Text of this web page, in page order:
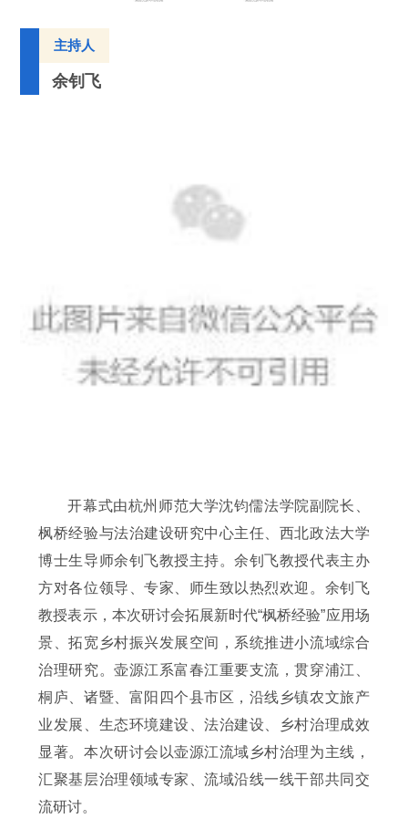
主持人
余钊飞
开幕式由杭州师范大学沈钧儒法学院副院长、
枫桥经验与法治建设研究中心主任、西北政法大学
博士生导师余钊飞教授主持。余钊飞教授代表主办
方对各位领导、专家、师生致以热烈欢迎。余钊飞
教授表示，本次研讨会拓展新时代“枫桥经验”应用场
景、拓宽乡村振兴发展空间，系统推进小流域综合
治理研究。壶源江系富春江重要支流，贯穿浦江、
桐庐、诸暨、富阳四个县市区，沿线乡镇农文旅产
业发展、生态环境建设、法治建设、乡村治理成效
显著。本次研讨会以壶源江流域乡村治理为主线，
汇聚基层治理领域专家、流域沿线一线干部共同交
流研讨。